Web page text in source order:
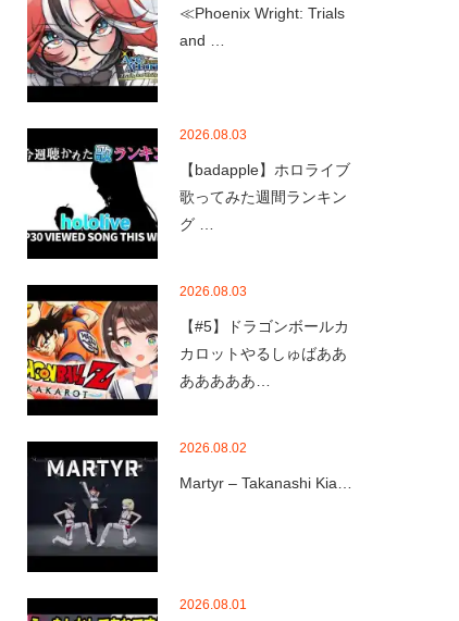
≪Phoenix Wright: Trials
and …
2026.08.03
【badapple】ホロライブ
歌ってみた週間ランキン
グ …
2026.08.03
【#5】ドラゴンボールカ
カロットやるしゅばああ
あああああ…
2026.08.02
Martyr – Takanashi Kia…
2026.08.01